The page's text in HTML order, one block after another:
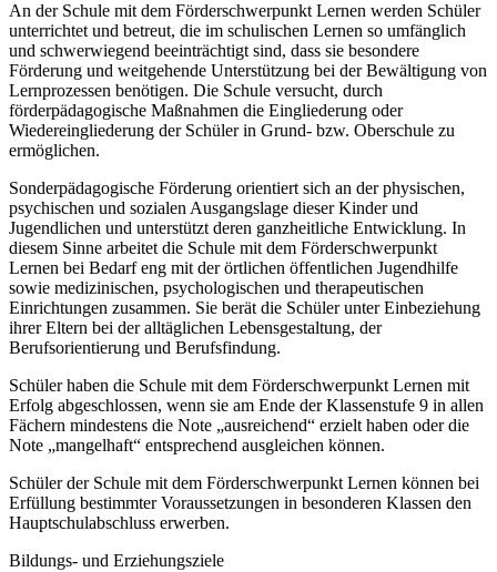
An der Schule mit dem Förderschwerpunkt Lernen werden Schüler
unterrichtet und betreut, die im schulischen Lernen so umfänglich
und schwerwiegend beeinträchtigt sind, dass sie besondere
Förderung und weitgehende Unterstützung bei der Bewältigung von
Lernprozessen benötigen. Die Schule versucht, durch
förderpädagogische Maßnahmen die Eingliederung oder
Wiedereingliederung der Schüler in Grund- bzw. Oberschule zu
ermöglichen.
Sonderpädagogische Förderung orientiert sich an der physischen,
psychischen und sozialen Ausgangslage dieser Kinder und
Jugendlichen und unterstützt deren ganzheitliche Entwicklung. In
diesem Sinne arbeitet die Schule mit dem Förderschwerpunkt
Lernen bei Bedarf eng mit der örtlichen öffentlichen Jugendhilfe
sowie medizinischen, psychologischen und therapeutischen
Einrichtungen zusammen. Sie berät die Schüler unter Einbeziehung
ihrer Eltern bei der alltäglichen Lebensgestaltung, der
Berufsorientierung und Berufsfindung.
Schüler haben die Schule mit dem Förderschwerpunkt Lernen mit
Erfolg abgeschlossen, wenn sie am Ende der Klassenstufe 9 in allen
Fächern mindestens die Note „ausreichend“ erzielt haben oder die
Note „mangelhaft“ entsprechend ausgleichen können.
Schüler der Schule mit dem Förderschwerpunkt Lernen können bei
Erfüllung bestimmter Voraussetzungen in besonderen Klassen den
Hauptschulabschluss erwerben.
Bildungs- und Erziehungsziele